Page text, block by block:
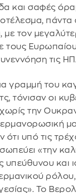
και σαφές
με τον
τους
τις
γραμμή του
τόνισαν οι
χωρίς την
ότι υπό τις
«την
και
Το